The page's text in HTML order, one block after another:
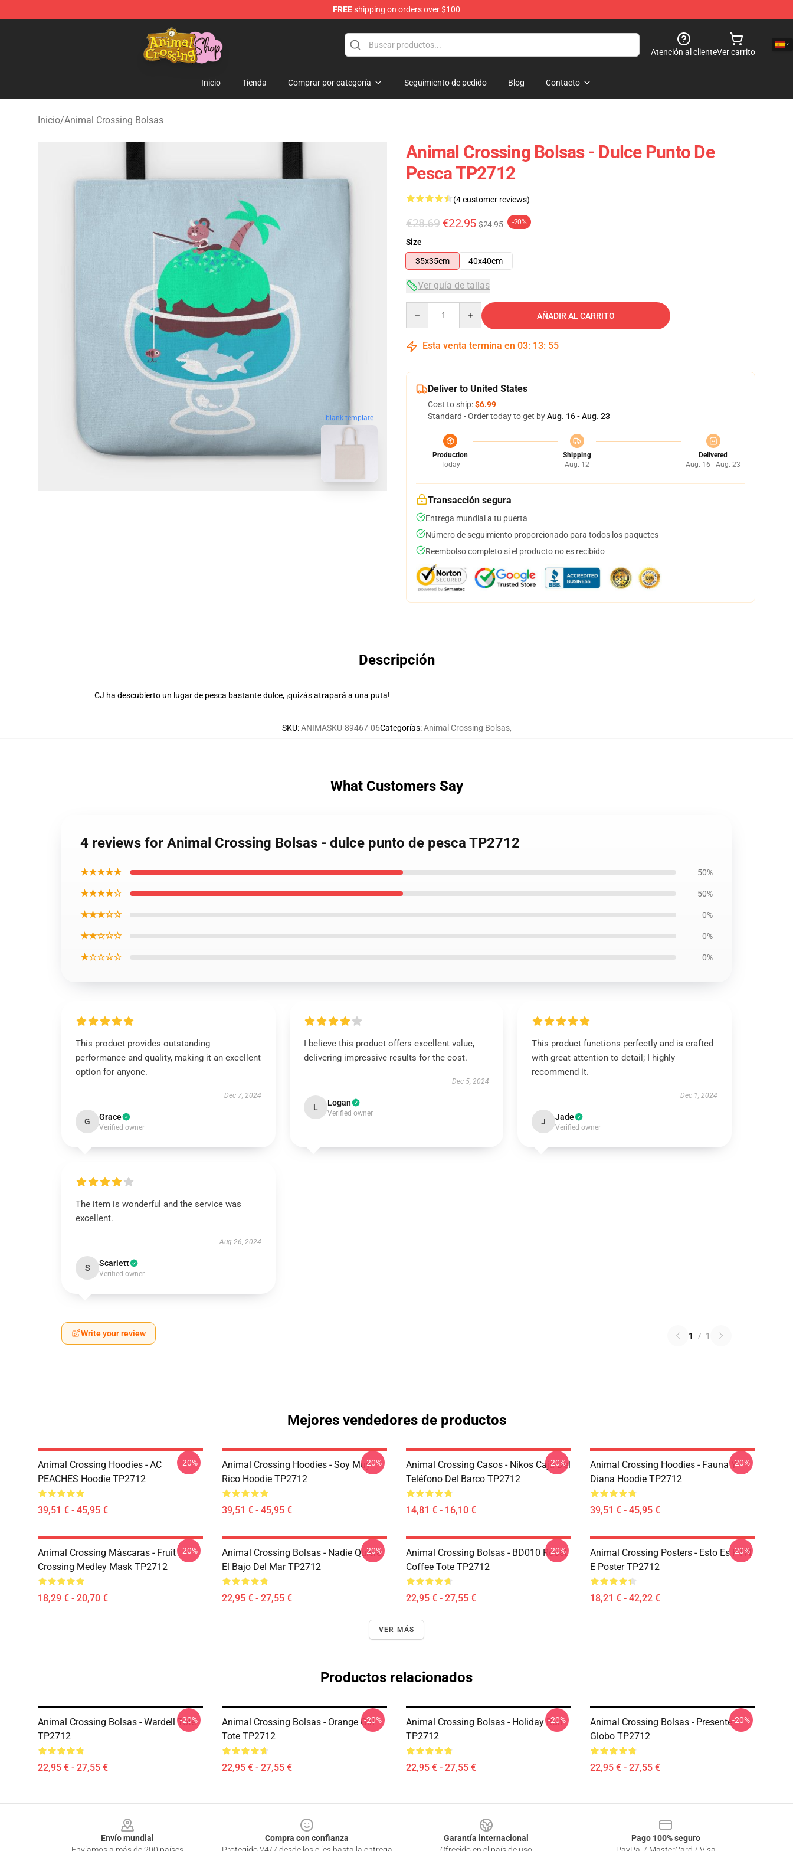
FREEshipping on orders over $100
Animal Crossing Shop - Official Animal Crossing Merchandise Store
Atención al clienteVer carrito
Inicio Tienda Comprar por categoría Seguimiento de pedido Blog Contacto
Inicio/Animal Crossing Bolsas
blank template
Animal Crossing Bolsas - Dulce Punto De
Pesca TP2712
(4 customer reviews)
€28.69 €22.95 $24.95 -20%
Size
35x35cm
40x40cm
Ver guía de tallas
AÑADIR AL CARRITO
Esta venta termina en 03: 13: 54
Deliver to United States
Cost to ship:$6.99
Standard - Order today to get byAug. 16 - Aug. 23
Production
Today
Shipping
Aug. 12
Delivered
Aug. 16 - Aug. 23
Transacción segura
Entrega mundial a tu puerta
Número de seguimiento proporcionado para todos los paquetes
Reembolso completo si el producto no es recibido
Descripción
CJ ha descubierto un lugar de pesca bastante dulce, ¡quizás atrapará a una puta!
SKU:ANIMASKU-89467-06Categorías:Animal Crossing Bolsas,
What Customers Say
4 reviews for Animal Crossing Bolsas - dulce punto de pesca TP2712
★★★★★ 50%
★★★★☆ 50%
★★★☆☆ 0%
★★☆☆☆ 0%
★☆☆☆☆ 0%
This product provides outstanding
performance and quality, making it an excellent
option for anyone.
Dec 7, 2024
G Grace
Verified owner
I believe this product offers excellent value,
delivering impressive results for the cost.
Dec 5, 2024
L Logan
Verified owner
This product functions perfectly and is crafted
with great attention to detail; I highly
recommend it.
Dec 1, 2024
J Jade
Verified owner
The item is wonderful and the service was
excellent.
Aug 26, 2024
S Scarlett
Verified owner
Write your review 1 / 1
Mejores vendedores de productos
Animal Crossing Hoodies - AC
PEACHES Hoodie TP2712
39,51 € - 45,95 €
-20%
Animal Crossing Hoodies - Soy Muy
Rico Hoodie TP2712
39,51 € - 45,95 €
-20%
Animal Crossing Casos - Nikos Caja Del
Teléfono Del Barco TP2712
14,81 € - 16,10 €
-20%
Animal Crossing Hoodies - Fauna Y
Diana Hoodie TP2712
39,51 € - 45,95 €
-20%
Animal Crossing Máscaras - Fruit
Crossing Medley Mask TP2712
18,29 € - 20,70 €
-20%
Animal Crossing Bolsas - Nadie Quiere
El Bajo Del Mar TP2712
22,95 € - 27,55 €
-20%
Animal Crossing Bolsas - BD010 Roost
Coffee Tote TP2712
22,95 € - 27,55 €
-20%
Animal Crossing Posters - Esto Es F I N
E Poster TP2712
18,21 € - 42,22 €
-20%
VER MÁS
Productos relacionados
Animal Crossing Bolsas - Wardell Tote
TP2712
22,95 € - 27,55 €
-20%
Animal Crossing Bolsas - Orange Girl
Tote TP2712
22,95 € - 27,55 €
-20%
Animal Crossing Bolsas - Holiday Run
TP2712
22,95 € - 27,55 €
-20%
Animal Crossing Bolsas - Presente
Globo TP2712
22,95 € - 27,55 €
-20%
Envío mundial
Compra con confianza
Garantía internacional
Pago 100% seguro